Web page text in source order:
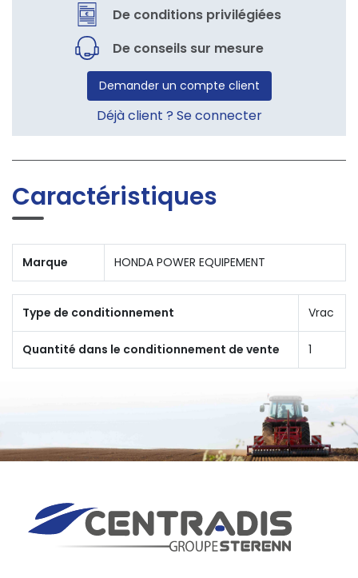
De conditions privilégiées
De conseils sur mesure
Demander un compte client
Déjà client ? Se connecter
Caractéristiques
Marque HONDA POWER EQUIPEMENT
Type de conditionnement Vrac
Quantité dans le conditionnement de vente 1